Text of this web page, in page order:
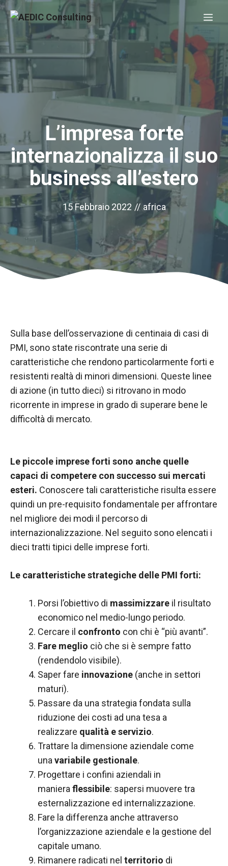
Vai
contenuto
L’impresa forte
internazionalizza il suo
business all’estero
15 Febbraio 2022 // africa
Sulla base dell’osservazione di centinaia di casi di
PMI, sono state riscontrate una serie di
caratteristiche che rendono particolarmente forti e
resistenti realtà di minori dimensioni. Queste linee
di azione (in tutto dieci) si ritrovano in modo
ricorrente in imprese in grado di superare bene le
difficoltà di mercato.
Le piccole imprese forti sono anche quelle
capaci di competere con successo sui mercati
esteri. Conoscere tali caratteristiche risulta essere
quindi un pre-requisito fondamentale per affrontare
nel migliore dei modi il percorso di
internazionalizzazione. Nel seguito sono elencati i
dieci tratti tipici delle imprese forti.
Le caratteristiche strategiche delle PMI forti:
Porsi l’obiettivo di massimizzare il risultato
economico nel medio-lungo periodo.
Cercare il confronto con chi è “più avanti”.
Fare meglio ciò che si è sempre fatto
(rendendolo visibile).
Saper fare innovazione (anche in settori
maturi).
Passare da una strategia fondata sulla
riduzione dei costi ad una tesa a
realizzare qualità e servizio.
Trattare la dimensione aziendale come
una variabile gestionale.
Progettare i confini aziendali in
maniera flessibile: sapersi muovere tra
esternalizzazione ed internalizzazione.
Fare la differenza anche attraverso
l’organizzazione aziendale e la gestione del
capitale umano.
Rimanere radicati nel territorio di
Necessario
Questi cookie
non sono
opzionali.
funzionamento
del sito web.
Statistiche
Al fine di
migliorare
la
funzionalità
struttura del
come viene
utilizzato il
sito Web.
Experience
Affinché il
nostro sito
al meglio
durante la tua
visita. Se rifiuti
alcune
funzionalità
scompariranno
dal sito web.
Marketing
Condividendo i
tuoi interessi e
comportamenti
mentre visiti il